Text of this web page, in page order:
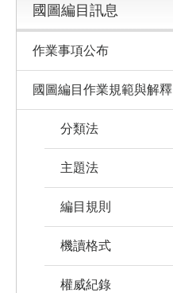
國圖編目訊息
作業事項公布
國圖編目作業規範與解釋
分類法
主題法
編目規則
機讀格式
權威紀錄